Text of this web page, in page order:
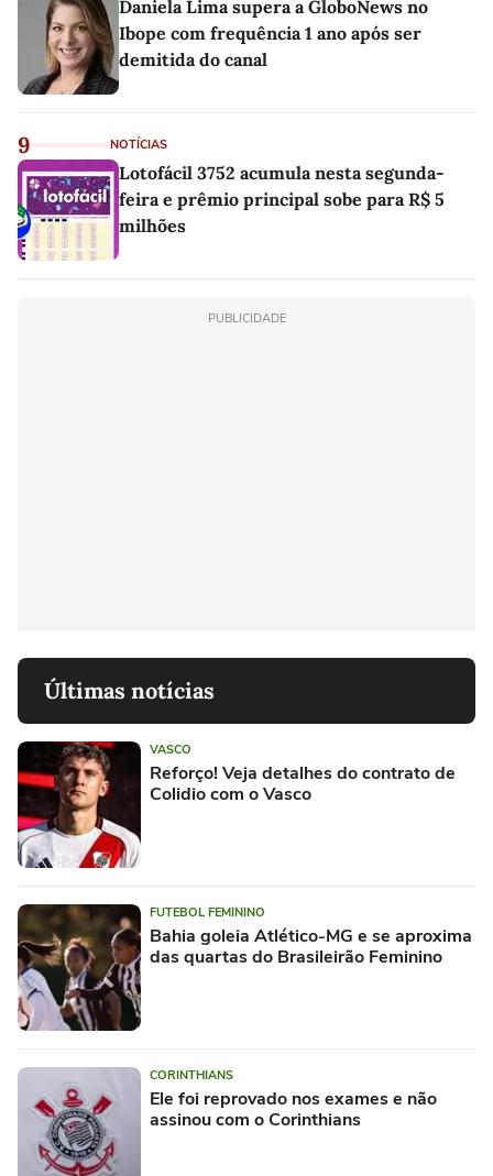
Daniela Lima supera a GloboNews no
Ibope com frequência 1 ano após ser
demitida do canal
9 NOTÍCIAS
Lotofácil 3752 acumula nesta segunda-
feira e prêmio principal sobe para R$ 5
milhões
PUBLICIDADE
Últimas notícias
VASCO
Reforço! Veja detalhes do contrato de
Colidio com o Vasco
FUTEBOL FEMININO
Bahia goleia Atlético-MG e se aproxima
das quartas do Brasileirão Feminino
CORINTHIANS
Ele foi reprovado nos exames e não
assinou com o Corinthians